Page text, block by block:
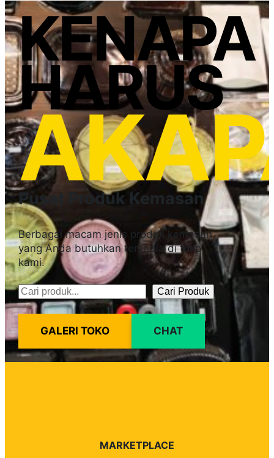
KENAPA
HARUS
Pusat Produk Kemasan
Berbagai macam jenis produk kemasan
yang Anda butuhkan tersedia di toko
kami.
Pencarian Cari Produk
GALERI TOKO CHAT
MARKETPLACE